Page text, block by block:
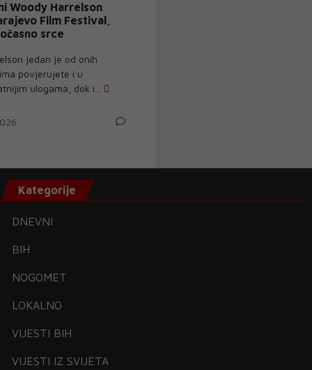
Woody Harrelson
Film Festival,
srce
jedan je od onih
povjerujete i u
ulogama, dok i...
Kategorije
DNEVNI
BIH
NOGOMET
LOKALNO
VIJESTI BIH
VIJESTI IZ SVIJETA